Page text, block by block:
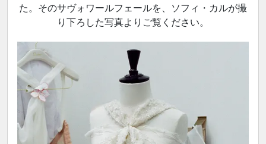
た。そのサヴォワールフェールを、ソフィ・カルが撮
り下ろした写真よりご覧ください。